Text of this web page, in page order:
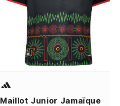
Maillot Junior Jamaïque